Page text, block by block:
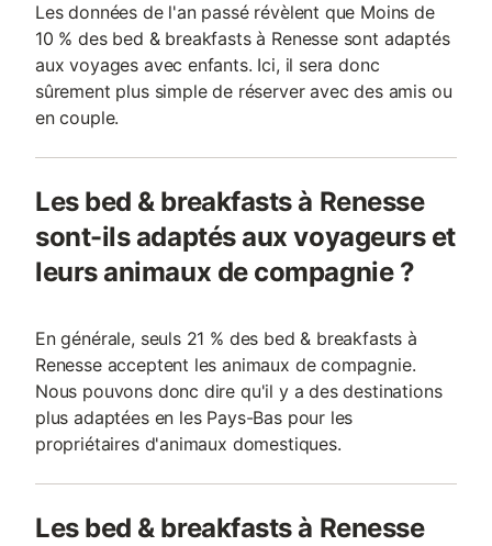
Les données de l'an passé révèlent que Moins de
10 % des bed & breakfasts à Renesse sont adaptés
aux voyages avec enfants. Ici, il sera donc
sûrement plus simple de réserver avec des amis ou
en couple.
Les bed & breakfasts à Renesse
sont-ils adaptés aux voyageurs et
leurs animaux de compagnie ?
En générale, seuls 21 % des bed & breakfasts à
Renesse acceptent les animaux de compagnie.
Nous pouvons donc dire qu'il y a des destinations
plus adaptées en les Pays-Bas pour les
propriétaires d'animaux domestiques.
Les bed & breakfasts à Renesse